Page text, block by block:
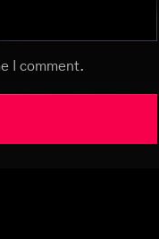
I comment.